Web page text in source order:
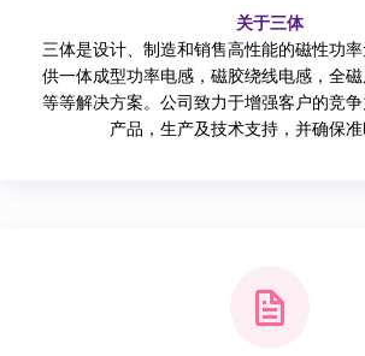
关于三体
三体是设计、制造和销售高性能的磁性功
供一体成型功率电感，磁胶绕线电感，全
等等解决方案。公司致力于增强客户的竞
产品，生产及技术支持，并确保准